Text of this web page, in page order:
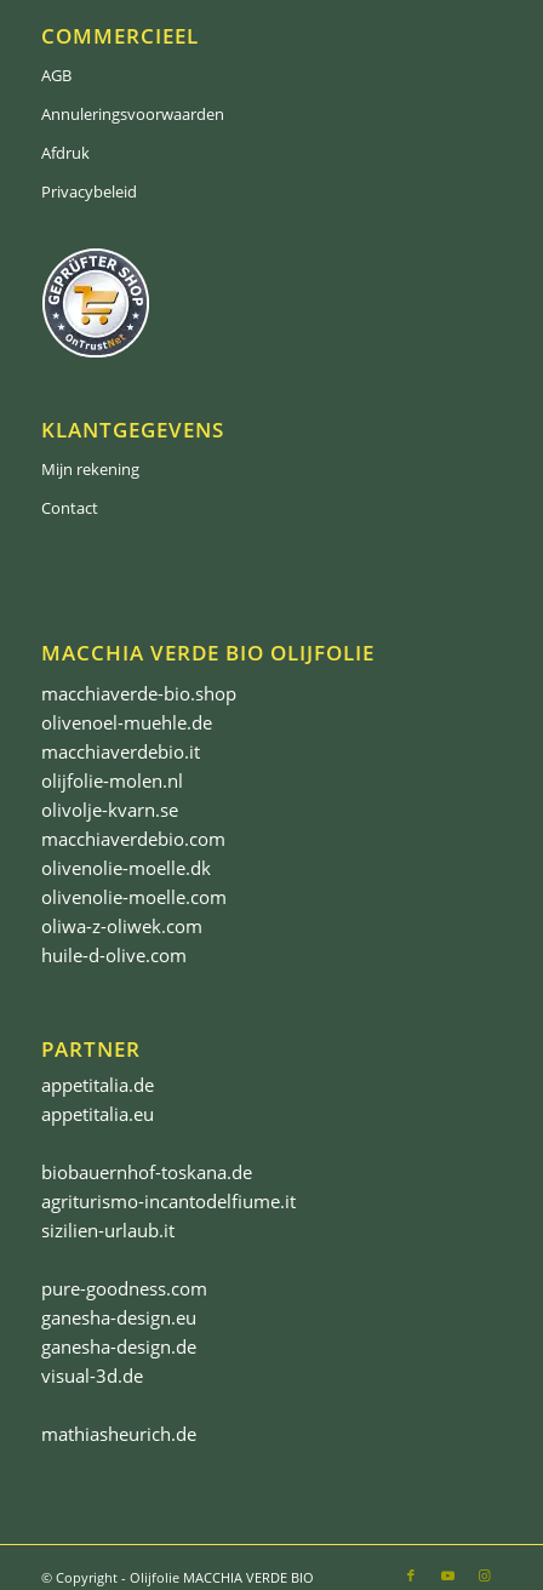
COMMERCIEEL
AGB
Annuleringsvoorwaarden
Afdruk
Privacybeleid
KLANTGEGEVENS
Mijn rekening
Contact
MACCHIA VERDE BIO OLIJFOLIE
macchiaverde-bio.shop
olivenoel-muehle.de
macchiaverdebio.it
olijfolie-molen.nl
olivolje-kvarn.se
macchiaverdebio.com
olivenolie-moelle.dk
olivenolie-moelle.com
oliwa-z-oliwek.com
huile-d-olive.com
PARTNER
appetitalia.de
appetitalia.eu
biobauernhof-toskana.de
agriturismo-incantodelfiume.it
sizilien-urlaub.it
pure-goodness.com
ganesha-design.eu
ganesha-design.de
visual-3d.de
mathiasheurich.de
© Copyright - Olijfolie MACCHIA VERDE BIO